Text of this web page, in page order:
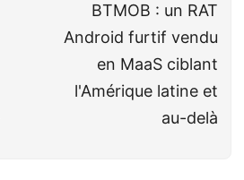
BTMOB : un RAT
Android furtif vendu
en MaaS ciblant
l'Amérique latine et
au-delà